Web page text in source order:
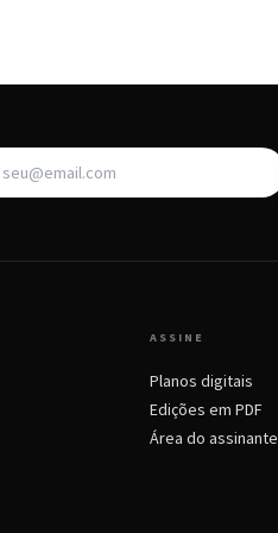
ASSINE
Planos digitais
Edições em PDF
Área do assinante